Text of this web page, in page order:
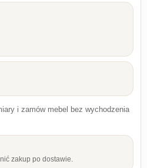
i zamów mebel bez wychodzenia
zakup po dostawie.